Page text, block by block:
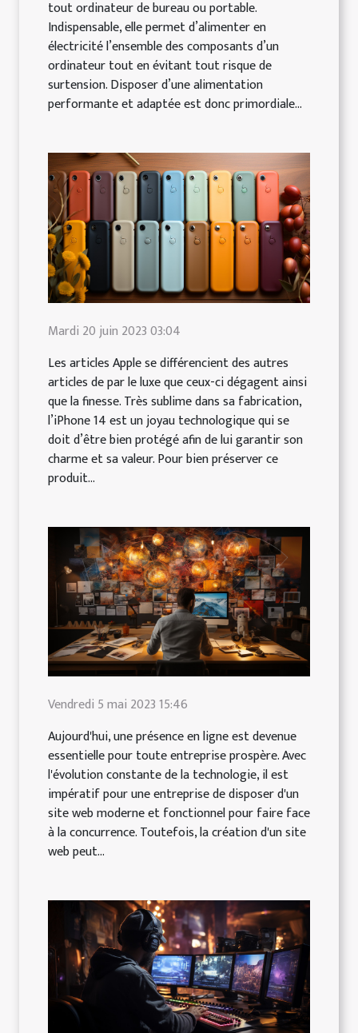
tout ordinateur de bureau ou portable.
Indispensable, elle permet d’alimenter en
électricité l’ensemble des composants d’un
ordinateur tout en évitant tout risque de
surtension. Disposer d’une alimentation
performante et adaptée est donc primordiale...
Mardi 20 juin 2023 03:04
Les articles Apple se différencient des autres
articles de par le luxe que ceux-ci dégagent ainsi
que la finesse. Très sublime dans sa fabrication,
l’iPhone 14 est un joyau technologique qui se
doit d’être bien protégé afin de lui garantir son
charme et sa valeur. Pour bien préserver ce
produit...
Vendredi 5 mai 2023 15:46
Aujourd'hui, une présence en ligne est devenue
essentielle pour toute entreprise prospère. Avec
l'évolution constante de la technologie, il est
impératif pour une entreprise de disposer d'un
site web moderne et fonctionnel pour faire face
à la concurrence. Toutefois, la création d'un site
web peut...